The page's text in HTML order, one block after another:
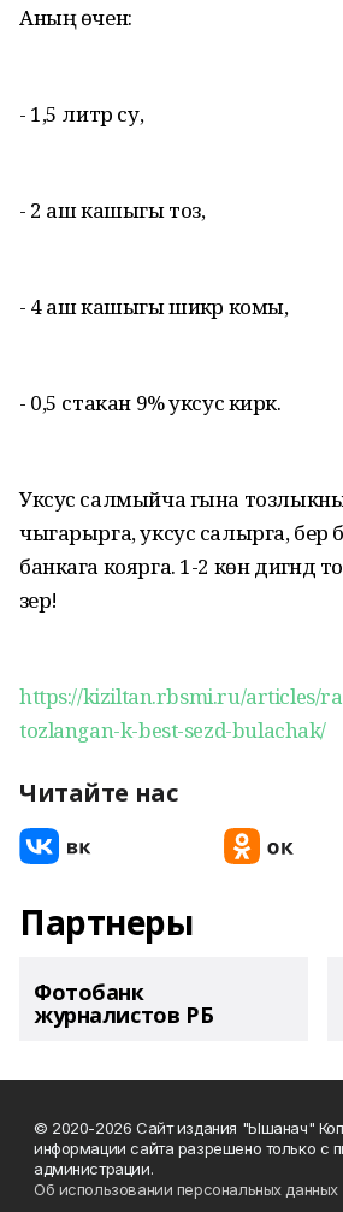
Аның өчен:
- 1,5 литр су,
- 2 аш кашыгы тоз,
- 4 аш кашыгы шикәр комы,
- 0,5 стакан 9% уксус кирәк.
Уксус салмыйча гына
чыгарырга, уксус салырга, бер
банкага коярга. 1-2 көн дигәндә
әзер!
https://kiziltan.rbsmi.ru/articles/
tozlangan-k-best-sezd-bulachak/
Читайте нас
Партнеры
Фотобанк
журналистов РБ
© 2020-2026 Сайт издания "Ышанач"
информации сайта разрешено только с
администрации.
Об использовании персональных данных